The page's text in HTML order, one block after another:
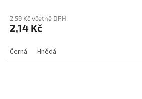
2,59 Kč včetně DPH
2,14 Kč
Černá Hnědá